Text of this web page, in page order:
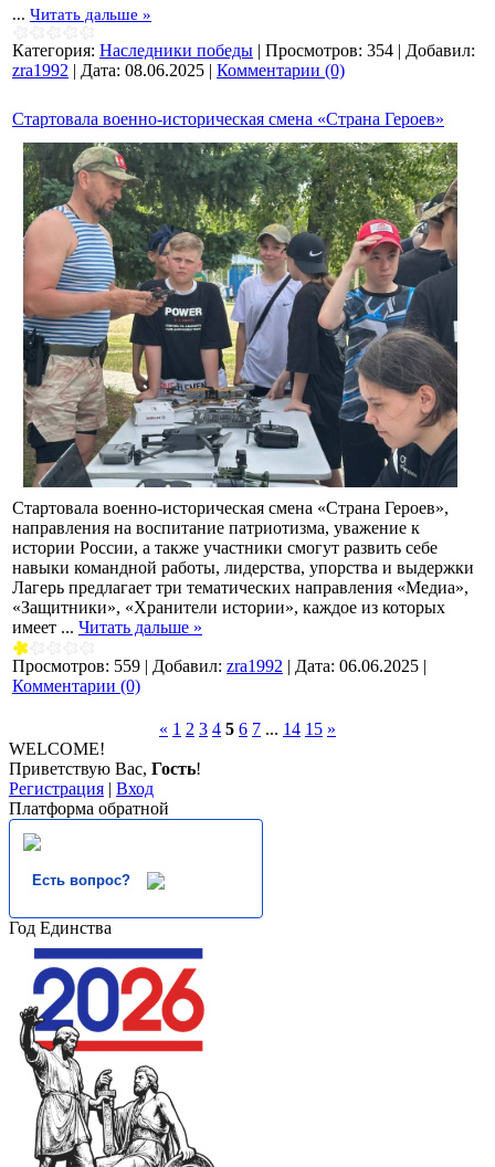
... Читать дальше »
Категория: Наследники победы | Просмотров: 354 | Добавил:
zra1992 | Дата: 08.06.2025 | Комментарии (0)
Стартовала военно-историческая смена «Страна Героев»
‍Стартовала военно-историческая смена «Страна Героев»,
направления на воспитание патриотизма, уважение к
истории России, а также участники смогут развить себе
навыки командной работы, лидерства, упорства и выдержки
Лагерь предлагает три тематических направления «Медиа»,
«Защитники», «Хранители истории», каждое из которых
имеет ... Читать дальше »
Просмотров: 559 | Добавил: zra1992 | Дата: 06.06.2025 |
Комментарии (0)
« 1 2 3 4 5 6 7 ... 14 15 »
WELCOME!
Приветствую Вас, Гость!
Регистрация | Вход
Платформа обратной
Есть вопрос?
Год Единства